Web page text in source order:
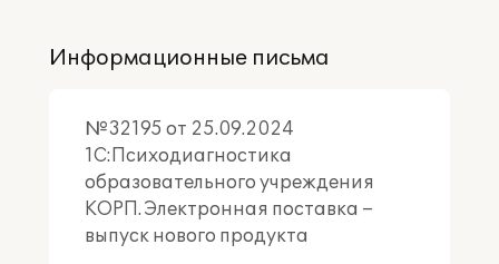
Информационные письма
№32195 от 25.09.2024
1С:Психодиагностика
образовательного учреждения
КОРП. Электронная поставка –
выпуск нового продукта